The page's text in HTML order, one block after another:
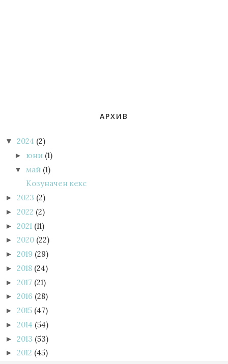
АРХИВ
▼ 2024 (2)
► юни (1)
▼ май (1)
Козуначен кекс
► 2023 (2)
► 2022 (2)
► 2021 (11)
► 2020 (22)
► 2019 (29)
► 2018 (24)
► 2017 (21)
► 2016 (28)
► 2015 (47)
► 2014 (54)
► 2013 (53)
► 2012 (45)